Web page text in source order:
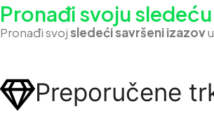
Pronađi svoju
Pronađi svojsledeći savršeni izazov
Preporučene